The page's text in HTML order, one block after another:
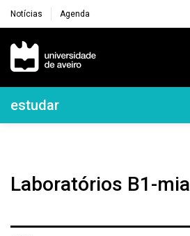
Notícias Agenda
Navegação Principal
Navegação Lateral
estudar
Laboratórios B1-mia